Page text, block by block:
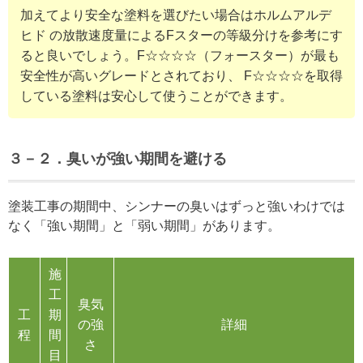
加えてより安全な塗料を選びたい場合はホルムアルデ
ヒド の放散速度量によるFスターの等級分けを参考にす
ると良いでしょう。F☆☆☆☆（フォースター）が最も
安全性が高いグレードとされており、 F☆☆☆☆を取得
している塗料は安心して使うことができます。
３ －２ ．臭いが強い期間を避ける
塗装工事の期間中、シンナーの臭いはずっと強いわけでは
なく「強い期間」と「弱い期間」があります。
工
程
施
工
期
間
目
臭気
の強
さ
詳細